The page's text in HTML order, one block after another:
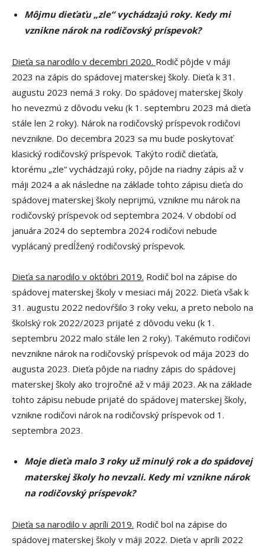
Môjmu dieťaťu „zle“ vychádzajú roky. Kedy mi
vznikne nárok na rodičovský príspevok?
Dieťa sa narodilo v decembri 2020. Rodič pôjde v máji
2023 na zápis do spádovej materskej školy. Dieťa k 31.
augustu 2023 nemá 3 roky. Do spádovej materskej školy
ho nevezmú z dôvodu veku (k 1. septembru 2023 má dieťa
stále len 2 roky). Nárok na rodičovský príspevok rodičovi
nevznikne. Do decembra 2023 sa mu bude poskytovať
klasický rodičovský príspevok. Takýto rodič dieťaťa,
ktorému „zle“ vychádzajú roky, pôjde na riadny zápis až v
máji 2024 a ak následne na základe tohto zápisu dieťa do
spádovej materskej školy neprijmú, vznikne mu nárok na
rodičovský príspevok od septembra 2024. V období od
januára 2024 do septembra 2024 rodičovi nebude
vyplácaný predĺžený rodičovský príspevok.
Dieťa sa narodilo v októbri 2019. Rodič bol na zápise do
spádovej materskej školy v mesiaci máj 2022. Dieťa však k
31. augustu 2022 nedovŕšilo 3 roky veku, a preto nebolo na
školský rok 2022/2023 prijaté z dôvodu veku (k 1.
septembru 2022 malo stále len 2 roky). Takémuto rodičovi
nevznikne nárok na rodičovský príspevok od mája 2023 do
augusta 2023. Dieťa pôjde na riadny zápis do spádovej
materskej školy ako trojročné až v máji 2023. Ak na základe
tohto zápisu nebude prijaté do spádovej materskej školy,
vznikne rodičovi nárok na rodičovský príspevok od 1.
septembra 2023.
Moje dieťa malo 3 roky už minulý rok a do spádovej
materskej školy ho nevzali. Kedy mi vznikne nárok
na rodičovský príspevok?
Dieťa sa narodilo v apríli 2019. Rodič bol na zápise do
spádovej materskej školy v máji 2022. Dieťa v apríli 2022